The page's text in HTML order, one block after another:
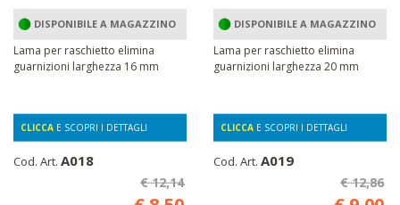
DISPONIBILE A MAGAZZINO
Lama per raschietto elimina
guarnizioni larghezza 16 mm
CLICCA E SCOPRI I DETTAGLI
Cod. Art. A018
€ 12,14
DISPONIBILE A MAGAZZINO
Lama per raschietto elimina
guarnizioni larghezza 20 mm
CLICCA E SCOPRI I DETTAGLI
Cod. Art. A019
€ 12,86